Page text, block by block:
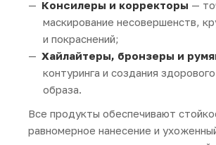
Консилеры и корректоры —
маскирование несовершенств,
и покраснений;
Хайлайтеры, бронзеры и
контуринга и создания
образа.
Все продукты обеспечивают
равномерное нанесение и